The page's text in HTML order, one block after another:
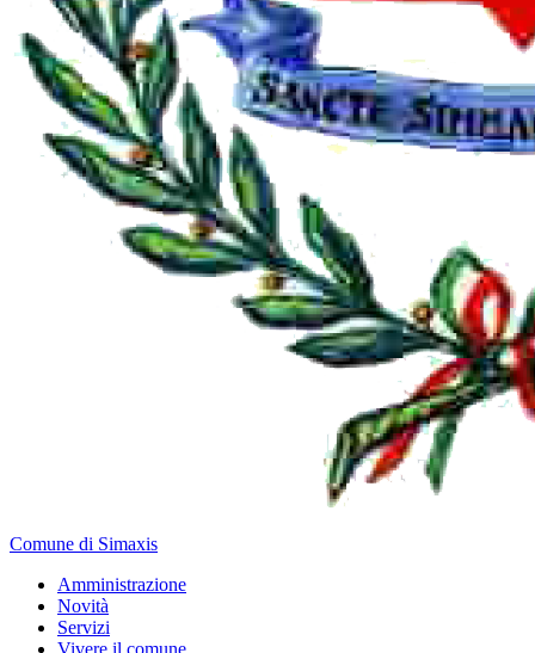
Comune di Simaxis
Amministrazione
Novità
Servizi
Vivere il comune